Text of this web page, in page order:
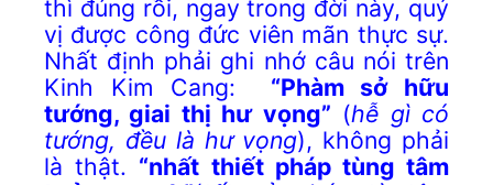
thì đúng rồi, ngay trong đời này, quý
vị được công đức viên mãn thực sự.
Nhất định phải ghi nhớ câu nói trên
Kinh Kim Cang: “Phàm sở hữu
tướng, giai thị hư vọng” (hễ gì có
tướng, đều là hư vọng), không phải
là thật. “nhất thiết pháp tùng tâm